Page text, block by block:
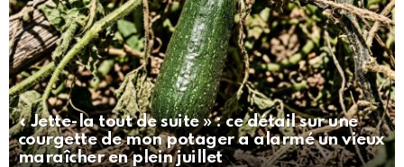
« Jette-la tout de suite » : ce détail sur une
courgette de mon potager a alarmé un vieux
maraîcher en plein juillet